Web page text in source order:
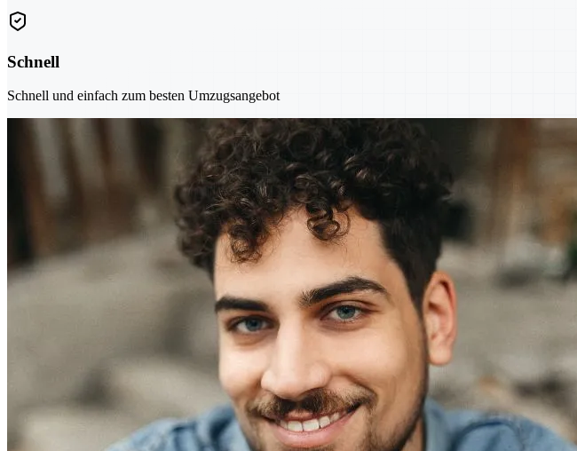
Schnell
Schnell und einfach zum besten Umzugsangebot